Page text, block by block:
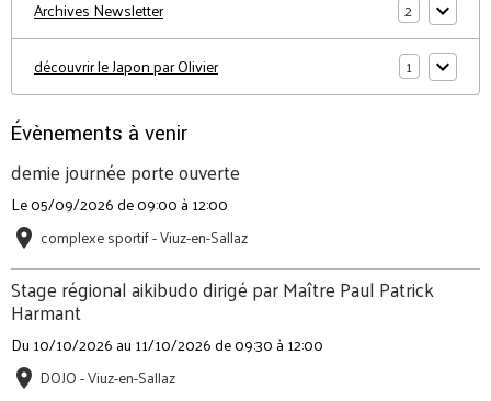
Archives Newsletter 2
découvrir le Japon par Olivier 1
Évènements à venir
demie journée porte ouverte
Le 05/09/2026de 09:00 à 12:00
complexe sportif - Viuz-en-Sallaz
Stage régional aikibudo dirigé par Maître Paul Patrick
Harmant
Du 10/10/2026 au 11/10/2026de 09:30 à 12:00
DOJO - Viuz-en-Sallaz